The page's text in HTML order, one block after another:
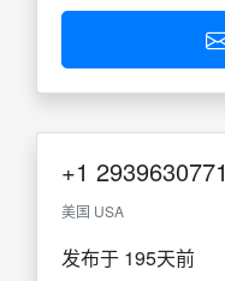
+1 2939630771
美国 USA
发布于 195天前